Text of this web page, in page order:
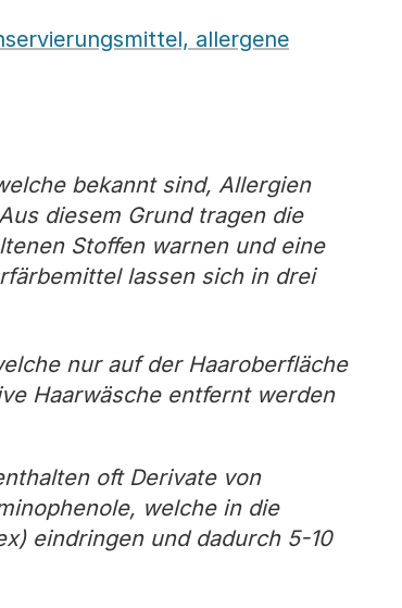
allergene
bekannt sind, Allergien
diesem Grund tragen die
Stoffen warnen und eine
lassen sich in drei
nur auf der Haaroberfläche
Haarwäsche entfernt werden
oft Derivate von
welche in die
eindringen und dadurch 5-10